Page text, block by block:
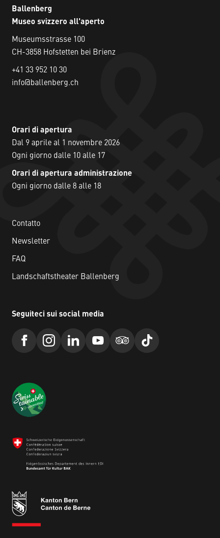
Ballenberg
Museo svizzero all'aperto
Museumsstrasse 100
CH-3858 Hofstetten bei Brienz
+41 33 952 10 30
info@ballenberg.ch
Orari di apertura
Dal 9 aprile al 1 novembre 2026
Ogni giorno dalle 10 alle 17
Orari di apertura administrazione
Ogni giorno dalle 8 alle 18
Contatto
Newsletter
FAQ
Landschaftstheater Ballenberg
Seguiteci sui social media